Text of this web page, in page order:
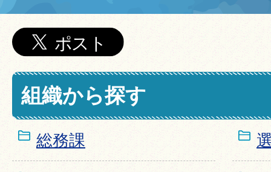
組織から探す
総務課